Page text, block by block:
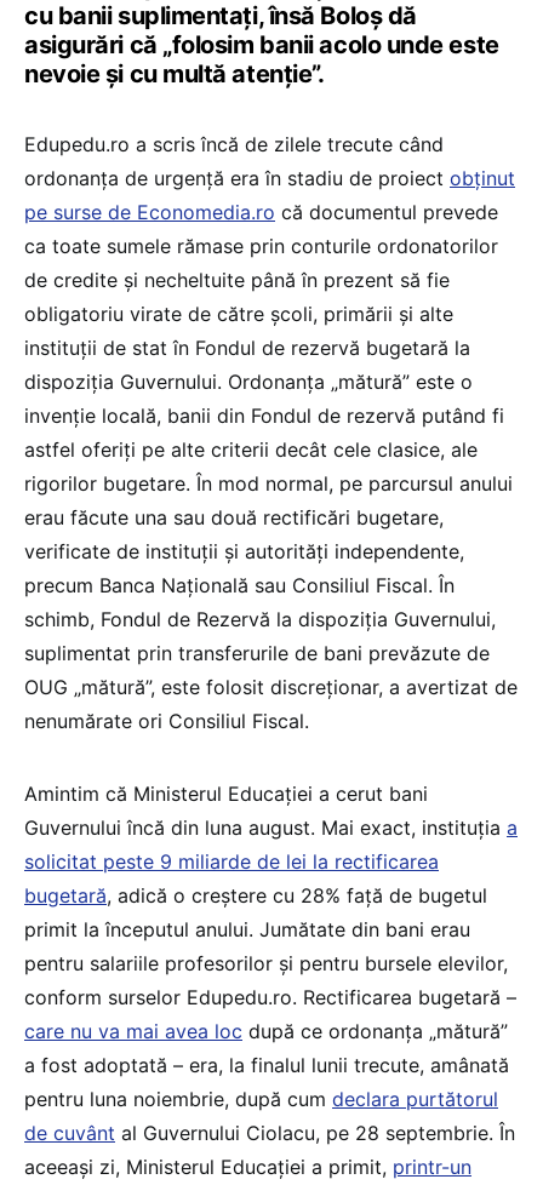
cu banii suplimentați, însă Boloș dă
asigurări că „folosim banii acolo unde este
nevoie și cu multă atenție”.
Edupedu.ro a scris încă de zilele trecute când
ordonanța de urgență era în stadiu de proiect obținut
pe surse de Economedia.ro că documentul prevede
ca toate sumele rămase prin conturile ordonatorilor
de credite și necheltuite până în prezent să fie
obligatoriu virate de către școli, primării și alte
instituții de stat în Fondul de rezervă bugetară la
dispoziția Guvernului. Ordonanța „mătură” este o
invenție locală, banii din Fondul de rezervă putând fi
astfel oferiți pe alte criterii decât cele clasice, ale
rigorilor bugetare. În mod normal, pe parcursul anului
erau făcute una sau două rectificări bugetare,
verificate de instituții și autorități independente,
precum Banca Națională sau Consiliul Fiscal. În
schimb, Fondul de Rezervă la dispoziția Guvernului,
suplimentat prin transferurile de bani prevăzute de
OUG „mătură”, este folosit discreționar, a avertizat de
nenumărate ori Consiliul Fiscal.
Amintim că Ministerul Educației a cerut bani
Guvernului încă din luna august. Mai exact, instituția a
solicitat peste 9 miliarde de lei la rectificarea
bugetară, adică o creștere cu 28% față de bugetul
primit la începutul anului. Jumătate din bani erau
pentru salariile profesorilor și pentru bursele elevilor,
conform surselor Edupedu.ro. Rectificarea bugetară –
care nu va mai avea loc după ce ordonanța „mătură”
a fost adoptată – era, la finalul lunii trecute, amânată
pentru luna noiembrie, după cum declara purtătorul
de cuvânt al Guvernului Ciolacu, pe 28 septembrie. În
aceeași zi, Ministerul Educației a primit, printr-un